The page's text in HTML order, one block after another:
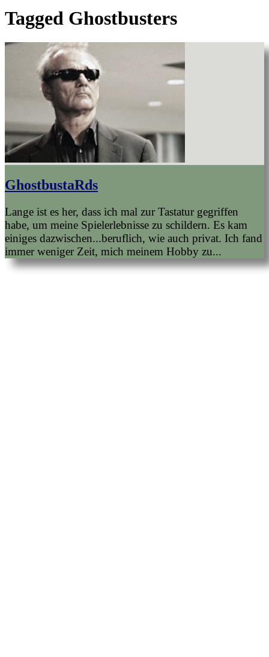
Tagged Ghostbusters
GhostbustaRds
Lange ist es her, dass ich mal zur Tastatur gegriffen
habe, um meine Spielerlebnisse zu schildern. Es kam
einiges dazwischen...beruflich, wie auch privat. Ich fand
immer weniger Zeit, mich meinem Hobby zu...